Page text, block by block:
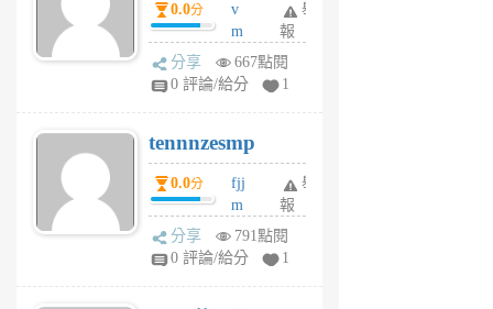
月
前
0.0分
v
m
sg
sr
6
個
月
前
舉
報
分享
667點閱
0 評論/給分
1
tennnzesmp
0.0分
fjj
m
w
rs
舉
報
分享
791點閱
0 評論/給分
1